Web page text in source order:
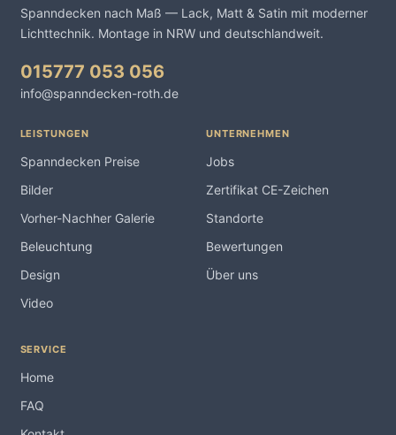
Spanndecken nach Maß — Lack, Matt & Satin mit moderner
Lichttechnik. Montage in NRW und deutschlandweit.
015777 053 056
info@spanndecken-roth.de
LEISTUNGEN
Spanndecken Preise
Bilder
Vorher-Nachher Galerie
Beleuchtung
Design
Video
UNTERNEHMEN
Jobs
Zertifikat CE-Zeichen
Standorte
Bewertungen
Über uns
SERVICE
Home
FAQ